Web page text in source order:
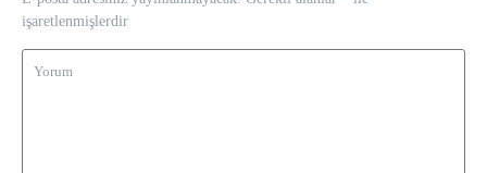
işaretlenmişlerdir